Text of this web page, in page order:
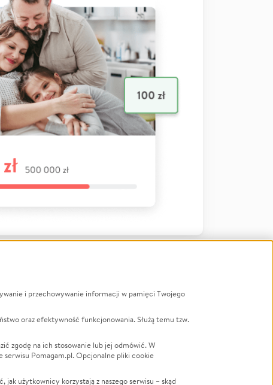
LGBTQ+
Powódź
Wichura
i przechowywanie informacji w pamięci Twojego
oraz efektywność funkcjonowania. Służą temu tzw.
zgodę na ich stosowanie lub jej odmówić. W
serwisu Pomagam.pl. Opcjonalne pliki cookie
użytkownicy korzystają z naszego serwisu – skąd